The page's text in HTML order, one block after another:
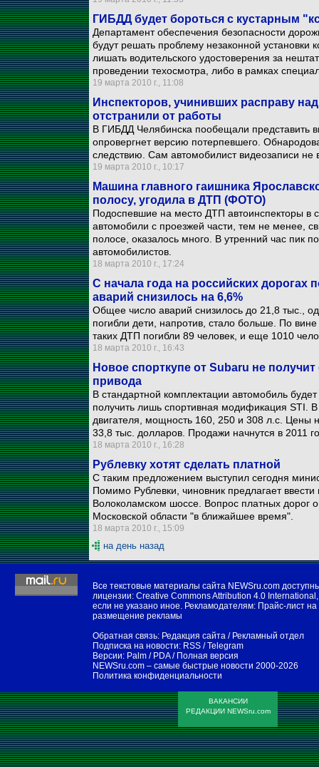
ГИБДД будет бороться с кустарным
Департамент обеспечения безопасности
будут решать проблему незаконной
лишать водительского удостоверения за
проведении техосмотра, либо в рамках
19 марта 2010 г., 11:08
Инспекторов, учинивших расправу
отстранили от работы
В ГИБДД Челябинска пообещали представить
опровергнет версию потерпевшего.
следствию. Сам автомобилист видеозаписи
19 марта 2010 г., 10:17
Машина главного гаишника
полосу, угодила в ДТП (ФОТО)
Подоспевшие на место ДТП автоинспекторы в
автомобили с проезжей части, тем не менее,
полосе, оказалось много. В утренний час пик
автомобилистов.
18 марта 2010 г., 17:24
С начала года на российских дорогах
аварий снизилось на 6,6%
Общее число аварий снизилось до 21,8 тыс.,
погибли дети, напротив, стало больше. По
таких ДТП погибли 89 человек, и еще 1010
18 марта 2010 г., 16:43
Новое спорткупе от Subaru не
привода
В стандартной комплектации автомобиль
получить лишь спортивная модификация STI.
двигателя, мощность 160, 250 и 308 л.с. Цены
33,8 тыс. долларов. Продажи начнутся в 2011
18 марта 2010 г., 16:28
Рублевку хотят сделать платной
С таким предложением выступил сегодня
Помимо Рублевки, чиновник предлагает
Волоколамском шоссе. Вопрос платных дорог
Московской области "в ближайшее время".
18 марта 2010 г., 15:09
на день назад
Все текстовые материалы сайта NEWSru.com
лицензии: Creative Commons Attribution 4.0 International ,
если не указано иное. Рекламодателям: Прайс-лист на
размещение рекламы
Обратная связь: Редакция сайта / Рекламный отдел
Подписка на новости: RSS /Telegram
Версии: Palm / PDA/ Полная версия
NEWSru.com – самые быстрые новости 2000-2026
Политика конфиденциальности
ВАКАНСИИ
РЕДАКЦИИ NEWSru.com